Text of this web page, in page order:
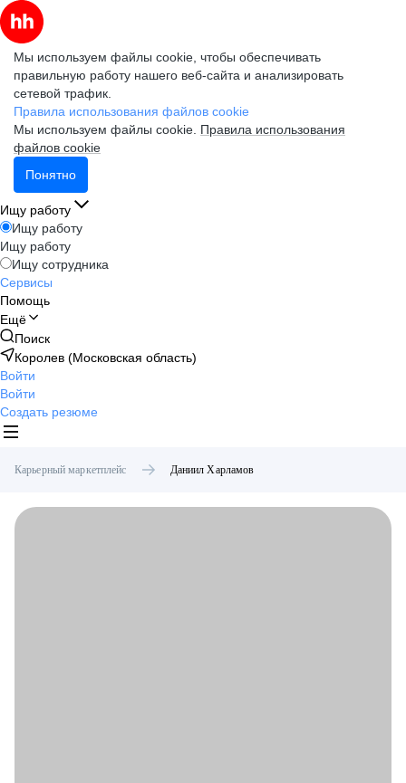
Мы используем файлы cookie, чтобы обеспечивать
правильную работу нашего веб-сайта и анализировать
сетевой трафик.
Правила использования файлов cookie
Мы используем файлы cookie. Правила использования
файлов cookie
Понятно
Ищу работу
Ищу работу
Ищу работу
Ищу сотрудника
Сервисы
Помощь
Ещё
Поиск
Королев (Московская область)
Войти
Войти
Создать резюме
Карьерный маркетплейс Даниил Харламов